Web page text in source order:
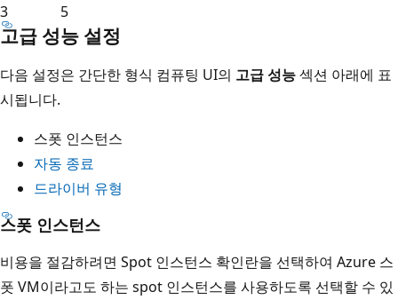
3
5
고급 성능 설정
다음 설정은 간단한 형식 컴퓨팅 UI의 고급 성능섹션 아래에 표
시됩니다.
스폿 인스턴스
자동 종료
드라이버 유형
스폿 인스턴스
비용을 절감하려면 Spot 인스턴스 확인란을 선택하여 Azure 스
폿 VM이라고도 하는 spot 인스턴스를 사용하도록 선택할 수 있